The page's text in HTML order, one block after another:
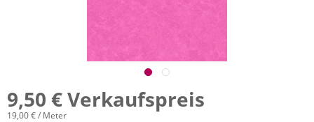
9,50 € Verkaufspreis
19,00 € / Meter